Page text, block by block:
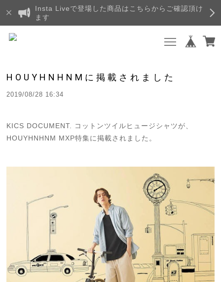
Insta Liveで登場した商品はこちらからご確認頂け
ます
HOUYHNHNMに掲載されました
2019/08/28 16:34
KICS DOCUMENT. コットンツイルヒュージシャツが、
HOUYHNHNM MXP特集に掲載されました。